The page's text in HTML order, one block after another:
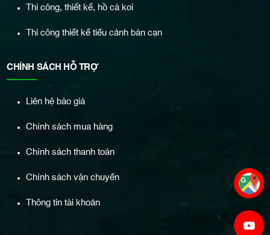
Thi công, thiết kế, hồ cá koi
Thi công thiết kế tiểu cảnh bán cạn
CHÍNH SÁCH HỖ TRỢ
Liên hệ báo giá
Chính sách mua hàng
Chính sách thanh toán
Chính sách vận chuyển
Thông tin tài khoản